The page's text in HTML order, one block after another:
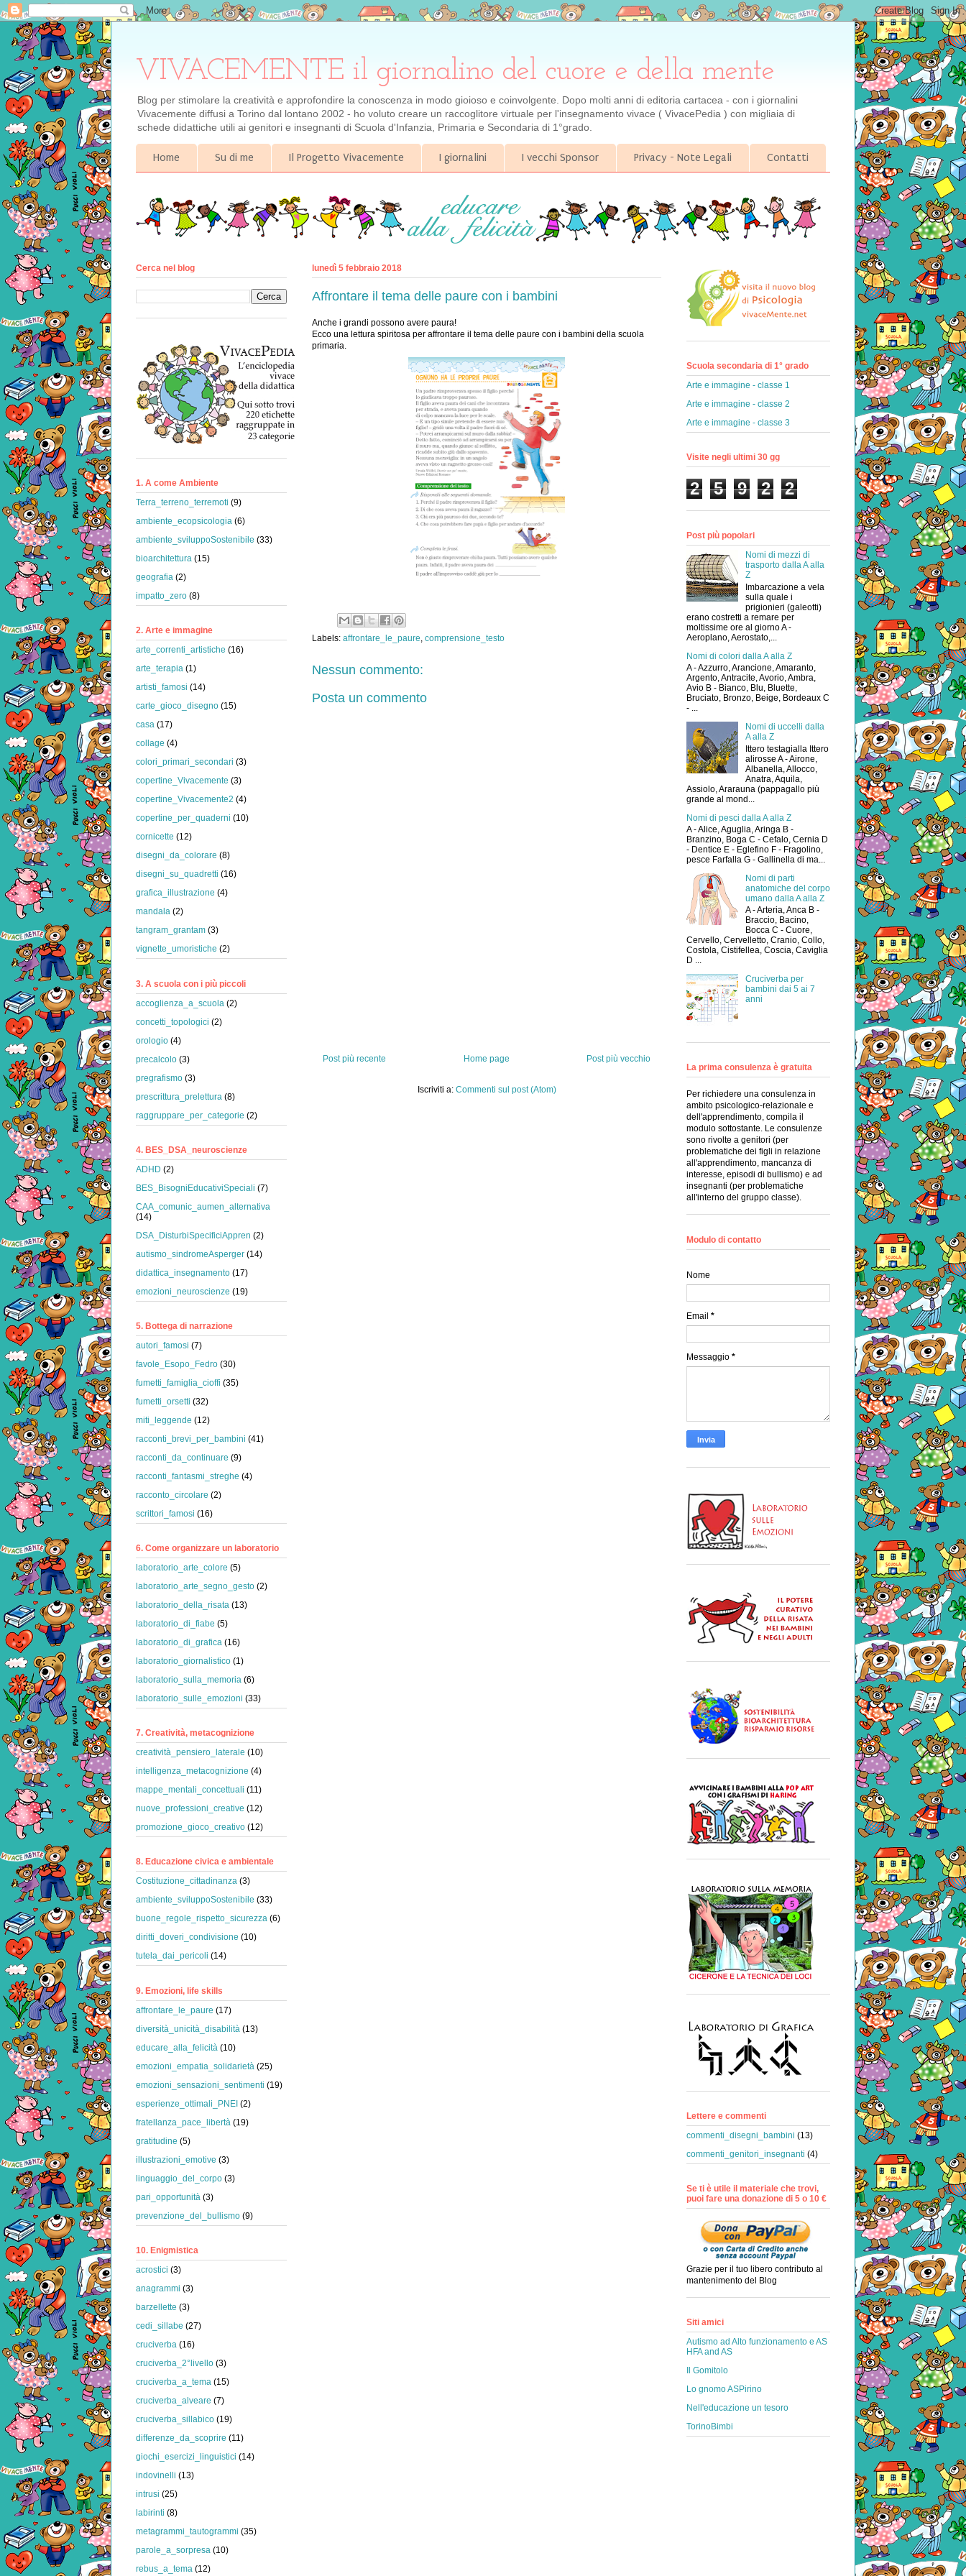
VIVACEMENTE il giornalino del cuore e della mente
Blog per stimolare la creatività e approfondire la conoscenza in modo gioioso e coinvolgente. Dopo molti anni di editoria cartacea - con i giornalini
Vivacemente diffusi a Torino dal lontano 2002 - ho voluto creare un raccoglitore virtuale per l'insegnamento vivace ( VivacePedia ) con migliaia di
schede didattiche utili ai genitori e insegnanti di Scuola d'Infanzia, Primaria e Secondaria di 1°grado.
Home Su di me Il Progetto Vivacemente I giornalini I vecchi Sponsor Privacy - Note Legali Contatti
lunedì 5 febbraio 2018
Affrontare il tema delle paure con i bambini
Anche i grandi possono avere paura!
Ecco una lettura spiritosa per affrontare il tema delle paure con i bambini della scuola
primaria.
Labels: affrontare_le_paure, comprensione_testo
Nessun commento:
Posta un commento
Post più recente Post più vecchio
Home page
Iscriviti a: Commenti sul post (Atom)
Cerca nel blog
1. A come Ambiente
Terra_terreno_terremoti (9)
ambiente_ecopsicologia (6)
ambiente_sviluppoSostenibile (33)
bioarchitettura (15)
geografia (2)
impatto_zero (8)
2. Arte e immagine
arte_correnti_artistiche (16)
arte_terapia (1)
artisti_famosi (14)
carte_gioco_disegno (15)
casa (17)
collage (4)
colori_primari_secondari (3)
copertine_Vivacemente (3)
copertine_Vivacemente2 (4)
copertine_per_quaderni (10)
cornicette (12)
disegni_da_colorare (8)
disegni_su_quadretti (16)
grafica_illustrazione (4)
mandala (2)
tangram_grantam (3)
vignette_umoristiche (2)
3. A scuola con i più piccoli
accoglienza_a_scuola (2)
concetti_topologici (2)
orologio (4)
precalcolo (3)
pregrafismo (3)
prescrittura_prelettura (8)
raggruppare_per_categorie (2)
4. BES_DSA_neuroscienze
ADHD (2)
BES_BisogniEducativiSpeciali (7)
CAA_comunic_aumen_alternativa
(14)
DSA_DisturbiSpecificiAppren (2)
autismo_sindromeAsperger (14)
didattica_insegnamento (17)
emozioni_neuroscienze (19)
5. Bottega di narrazione
autori_famosi (7)
favole_Esopo_Fedro (30)
fumetti_famiglia_cioffi (35)
fumetti_orsetti (32)
miti_leggende (12)
racconti_brevi_per_bambini (41)
racconti_da_continuare (9)
racconti_fantasmi_streghe (4)
racconto_circolare (2)
scrittori_famosi (16)
6. Come organizzare un laboratorio
laboratorio_arte_colore (5)
laboratorio_arte_segno_gesto (2)
laboratorio_della_risata (13)
laboratorio_di_fiabe (5)
laboratorio_di_grafica (16)
laboratorio_giornalistico (1)
laboratorio_sulla_memoria (6)
laboratorio_sulle_emozioni (33)
7. Creatività, metacognizione
creatività_pensiero_laterale (10)
intelligenza_metacognizione (4)
mappe_mentali_concettuali (11)
nuove_professioni_creative (12)
promozione_gioco_creativo (12)
8. Educazione civica e ambientale
Costituzione_cittadinanza (3)
ambiente_sviluppoSostenibile (33)
buone_regole_rispetto_sicurezza (6)
diritti_doveri_condivisione (10)
tutela_dai_pericoli (14)
9. Emozioni, life skills
affrontare_le_paure (17)
diversità_unicità_disabilità (13)
educare_alla_felicità (10)
emozioni_empatia_solidarietà (25)
emozioni_sensazioni_sentimenti (19)
esperienze_ottimali_PNEI (2)
fratellanza_pace_libertà (19)
gratitudine (5)
illustrazioni_emotive (3)
linguaggio_del_corpo (3)
pari_opportunità (3)
prevenzione_del_bullismo (9)
10. Enigmistica
acrostici (3)
anagrammi (3)
barzellette (3)
cedi_sillabe (27)
cruciverba (16)
cruciverba_2°livello (3)
cruciverba_a_tema (15)
cruciverba_alveare (7)
cruciverba_sillabico (19)
differenze_da_scoprire (11)
giochi_esercizi_linguistici (14)
indovinelli (13)
intrusi (25)
labirinti (8)
metagrammi_tautogrammi (35)
parole_a_sorpresa (10)
rebus_a_tema (12)
Scuola secondaria di 1° grado
Arte e immagine - classe 1
Arte e immagine - classe 2
Arte e immagine - classe 3
Visite negli ultimi 30 gg
2 5 9 2 2
Post più popolari
Nomi di mezzi di
trasporto dalla A alla
Z
Imbarcazione a vela
sulla quale i
prigionieri (galeotti)
erano costretti a remare per
moltissime ore al giorno A -
Aeroplano, Aerostato,...
Nomi di colori dalla A alla Z
A - Azzurro, Arancione, Amaranto,
Argento, Antracite, Avorio, Ambra,
Avio B - Bianco, Blu, Bluette,
Bruciato, Bronzo, Beige, Bordeaux C
- ...
Nomi di uccelli dalla
A alla Z
Ittero testagialla Ittero
alirosse A - Airone,
Albanella, Allocco,
Anatra, Aquila,
Assiolo, Ararauna (pappagallo più
grande al mond...
Nomi di pesci dalla A alla Z
A - Alice, Aguglia, Aringa B -
Branzino, Boga C - Cefalo, Cernia D
- Dentice E - Eglefino F - Fragolino,
pesce Farfalla G - Gallinella di ma...
Nomi di parti
anatomiche del corpo
umano dalla A alla Z
A - Arteria, Anca B -
Braccio, Bacino,
Bocca C - Cuore,
Cervello, Cervelletto, Cranio, Collo,
Costola, Cistifellea, Coscia, Caviglia
D ...
Cruciverba per
bambini dai 5 ai 7
anni
La prima consulenza è gratuita
Per richiedere una consulenza in
ambito psicologico-relazionale e
dell'apprendimento, compila il
modulo sottostante. Le consulenze
sono rivolte a genitori (per
problematiche dei figli in relazione
all'apprendimento, mancanza di
interesse, episodi di bullismo) e ad
insegnanti (per problematiche
all'interno del gruppo classe).
Modulo di contatto
Nome
Email *
Messaggio *
Lettere e commenti
commenti_disegni_bambini (13)
commenti_genitori_insegnanti (4)
Se ti è utile il materiale che trovi,
puoi fare una donazione di 5 o 10 €
Grazie per il tuo libero contributo al
mantenimento del Blog
Siti amici
Autismo ad Alto funzionamento e AS
HFA and AS
Il Gomitolo
Lo gnomo ASPirino
Nell'educazione un tesoro
TorinoBimbi